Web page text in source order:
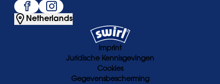
Netherlands
Imprint
Juridische Kennisgevingen
Cookies
Gegevensbescherming